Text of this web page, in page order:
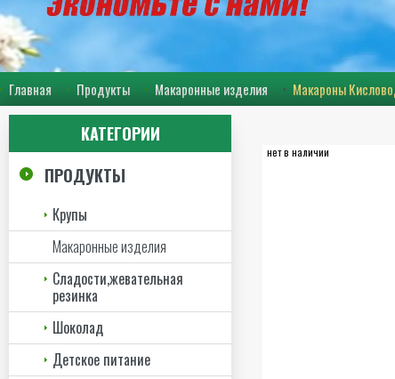
Главная Продукты Макаронные изделия Макароны
КАТЕГОРИИ
ПРОДУКТЫ
Крупы
Макаронные изделия
Сладости,жевательная
резинка
Шоколад
Детское питание
нет в наличии